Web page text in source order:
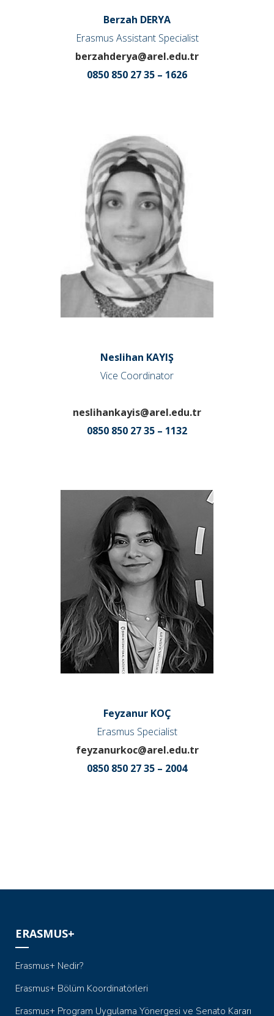
Berzah DERYA
Erasmus Assistant Specialist
berzahderya@arel.edu.tr
0850 850 27 35 – 1626
Neslihan KAYIŞ
Vice Coordinator
neslihankayis@arel.edu.tr
0850 850 27 35 – 1132
Feyzanur KOÇ
Erasmus Specialist
feyzanurkoc@arel.edu.tr
0850 850 27 35 – 2004
ERASMUS+
Erasmus+ Nedir?
Erasmus+ Bölüm Koordinatörleri
Erasmus+ Program Uygulama Yönergesi ve Senato Kararı